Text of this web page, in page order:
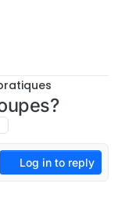
Log in to reply